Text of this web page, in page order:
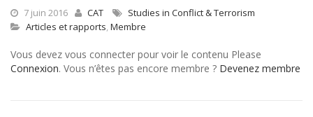
7 juin 2016 CAT
Studies in Conflict & Terrorism
Articles et rapports, Membre
Vous devez vous connecter pour voir le contenu Please
Connexion. Vous n’êtes pas encore membre ? Devenez membre